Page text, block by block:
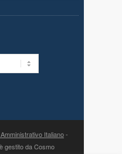
Italiano-
gestito da Cosmo